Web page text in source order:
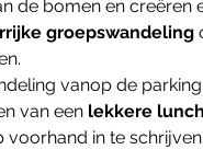
de bomen en creëren
groepswandeling
vanop de
van een lekkere lunch
voorhand in te